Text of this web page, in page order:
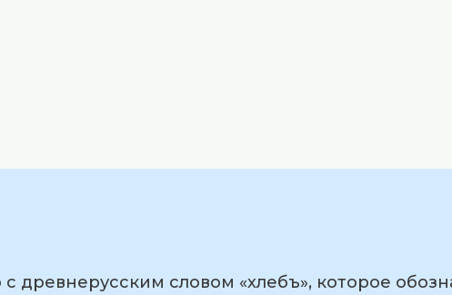
древнерусским словом «хлебъ», которое